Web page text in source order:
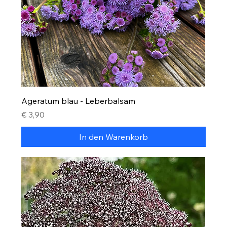
Ageratum blau - Leberbalsam
Preis
€ 3,90
In den Warenkorb